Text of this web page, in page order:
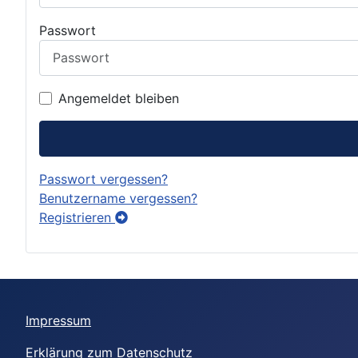
Passwort
Angemeldet bleiben
Passwort vergessen?
Benutzername vergessen?
Registrieren
Impressum
Erklärung zum Datenschutz